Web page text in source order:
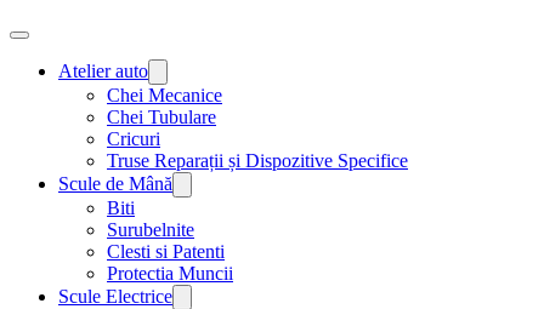
Atelier auto
Chei Mecanice
Chei Tubulare
Cricuri
Truse Reparații și Dispozitive Specifice
Scule de Mână
Biti
Surubelnite
Clesti si Patenti
Protectia Muncii
Scule Electrice